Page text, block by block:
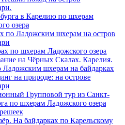
в Карелию по шхерам
озера
по Ладожским шхерам на остров
по шхерам Ладожского озера
на Чёрных Скалах. Карелия.
Ладожским шхерам на байдарках
на природе: на острове
Групповой тур из Санкт-
по шхерам Ладожского озера
На байдарках по Карельскому